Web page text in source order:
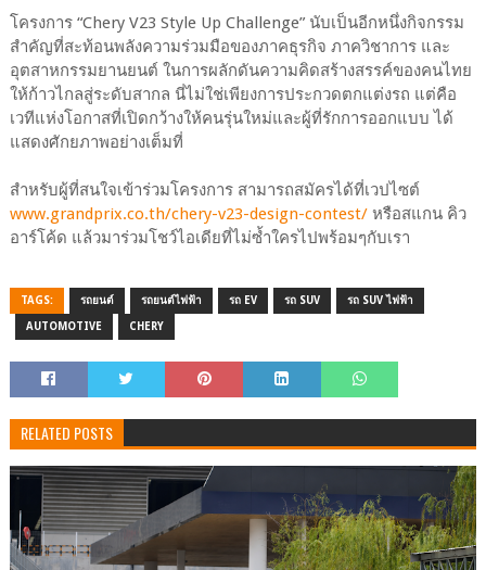
โครงการ “Chery V23 Style Up Challenge” นับเป็นอีกหนึ่งกิจกรรม
สำคัญที่สะท้อนพลังความร่วมมือของภาคธุรกิจ ภาควิชาการ และ
อุตสาหกรรมยานยนต์ ในการผลักดันความคิดสร้างสรรค์ของคนไทย
ให้ก้าวไกลสู่ระดับสากล นี่ไม่ใช่เพียงการประกวดตกแต่งรถ แต่คือ
เวทีแห่งโอกาสที่เปิดกว้างให้คนรุ่นใหม่และผู้ที่รักการออกแบบ ได้
แสดงศักยภาพอย่างเต็มที่
สำหรับผู้ที่สนใจเข้าร่วมโครงการ สามารถสมัครได้ที่เวปไซต์
www.grandprix.co.th/chery-v23-design-contest/หรือสแกน คิว
อาร์โค้ด แล้วมาร่วมโชว์ไอเดียที่ไม่ซ้ำใครไปพร้อมๆกับเรา
TAGS: รถยนต์ รถยนต์ไฟฟ้า รถ EV รถ SUV รถ SUV ไฟฟ้า
AUTOMOTIVE CHERY
RELATED POSTS